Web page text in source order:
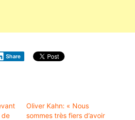
Share
de
Oliver Kahn: « Nous
sommes très fiers d’avoir